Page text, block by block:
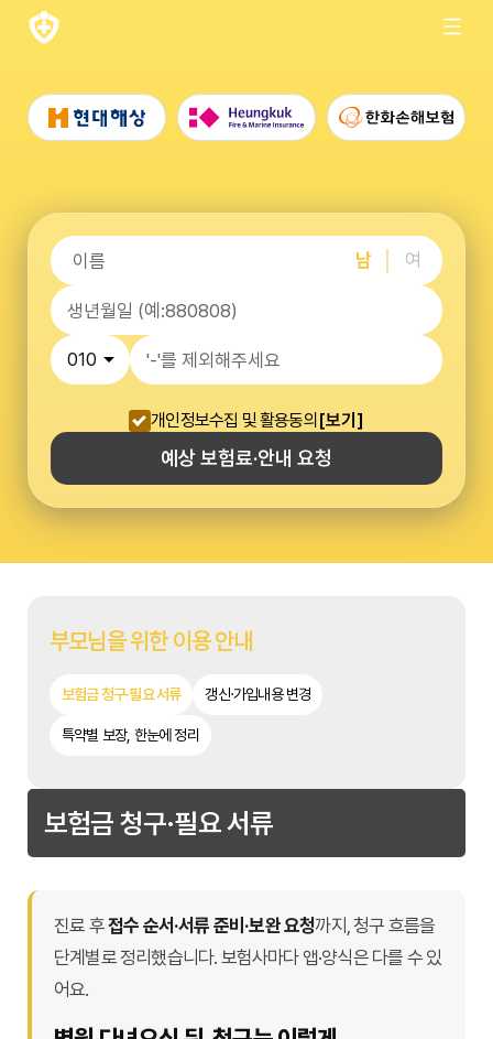
남 여
개인정보수집 및 활용동의 [보기]
예상 보험료·안내 요청
부모님을 위한 이용 안내
보험금 청구·필요 서류 갱신·가입내용 변경
특약별 보장, 한눈에 정리
보험금 청구·필요 서류
진료 후접수 순서·서류 준비·보완 요청까지, 청구 흐름을
단계별로 정리했습니다. 보험사마다 앱·양식은 다를 수 있
어요.